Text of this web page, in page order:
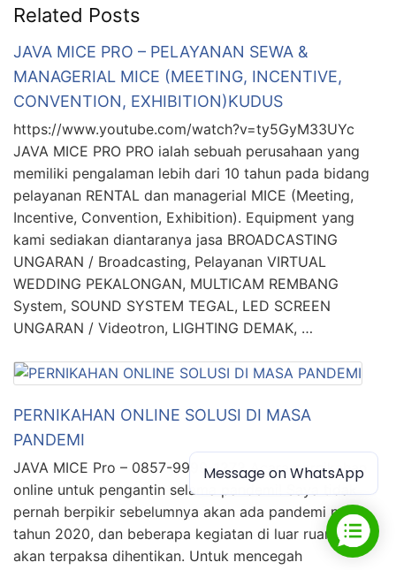
Related Posts
JAVA MICE PRO – PELAYANAN SEWA &
MANAGERIAL MICE (MEETING, INCENTIVE,
CONVENTION, EXHIBITION)KUDUS
https://www.youtube.com/watch?v=ty5GyM33UYc
JAVA MICE PRO PRO ialah sebuah perusahaan yang
memiliki pengalaman lebih dari 10 tahun pada bidang
pelayanan RENTAL dan managerial MICE (Meeting,
Incentive, Convention, Exhibition). Equipment yang
kami sediakan diantaranya jasa BROADCASTING
UNGARAN / Broadcasting, Pelayanan VIRTUAL
WEDDING PEKALONGAN, MULTICAM REMBANG
System, SOUND SYSTEM TEGAL, LED SCREEN
UNGARAN / Videotron, LIGHTING DEMAK, …
PERNIKAHAN ONLINE SOLUSI DI MASA
PANDEMI
JAVA MICE Pro – 0857-9999-1272 Acara pernikahan
online untuk pengantin selama pandemi! Saya tidak
pernah berpikir sebelumnya akan ada pandemi pada
tahun 2020, dan beberapa kegiatan di luar ruangan
akan terpaksa dihentikan. Untuk mencegah
Message on WhatsApp